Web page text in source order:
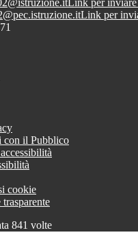
Link per
il Pubblico
cookie
841 volte